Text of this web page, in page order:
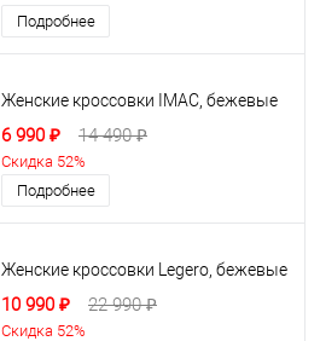
Подробнее
Женские кроссовки IMAC, бежевые
6 990 ₽ 14 490 ₽
Скидка 52%
Подробнее
Женские кроссовки Legero, бежевые
10 990 ₽ 22 990 ₽
Скидка 52%